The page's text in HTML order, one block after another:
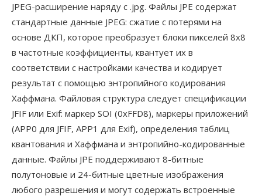
JPEG-расширение наряду с .jpg. Файлы JPE содержат
стандартные данные JPEG: сжатие с потерями на
основе ДКП, которое преобразует блоки пикселей 8x8
в частотные коэффициенты, квантует их в
соответствии с настройками качества и кодирует
результат с помощью энтропийного кодирования
Хаффмана. Файловая структура следует спецификации
JFIF или Exif: маркер SOI (0xFFD8), маркеры приложений
(APP0 для JFIF, APP1 для Exif), определения таблиц
квантования и Хаффмана и энтропийно-кодированные
данные. Файлы JPE поддерживают 8-битные
полутоновые и 24-битные цветные изображения
любого разрешения и могут содержать встроенные